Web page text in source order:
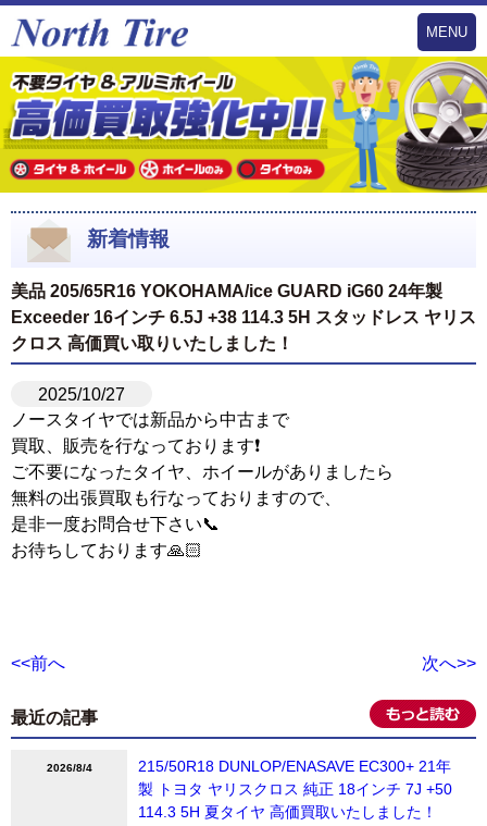
MENU
新着情報
美品 205/65R16 YOKOHAMA/ice GUARD iG60 24年製
Exceeder 16インチ 6.5J +38 114.3 5H スタッドレス ヤリス
クロス 高価買い取りいたしました！
2025/10/27
ノースタイヤでは新品から中古まで
買取、販売を行なっております❗️
ご不要になったタイヤ、ホイールがありましたら
無料の出張買取も行なっておりますので、
是非一度お問合せ下さい📞
お待ちしております🙏🏻
<<前へ 次へ>>
最近の記事
2026/8/4
215/50R18 DUNLOP/ENASAVE EC300+ 21年
製 トヨタ ヤリスクロス 純正 18インチ 7J +50
114.3 5H 夏タイヤ 高価買取いたしました！